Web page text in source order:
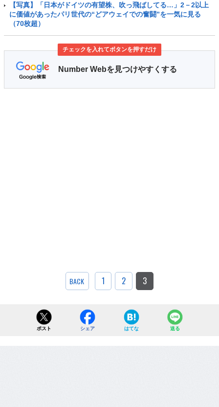
【写真】「日本がドイツの有望株、吹っ飛ばしてる…」2－2以上
に価値があったパリ世代の“どアウェイでの奮闘”を一気に見る
（70枚超）
チェックを入れてボタンを押すだけ
Number Webを見つけやすくする
BACK 1 2 3
ポスト シェア はてな 送る